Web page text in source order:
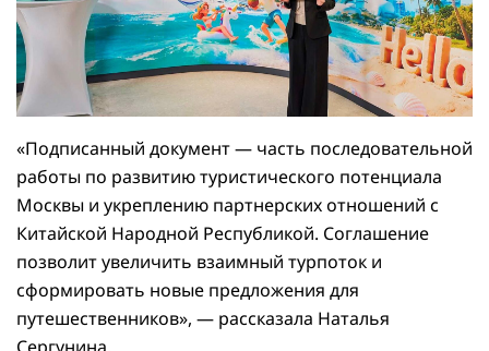
«Подписанный документ — часть последовательной
работы по развитию туристического потенциала
Москвы и укреплению партнерских отношений с
Китайской Народной Республикой. Соглашение
позволит увеличить взаимный турпоток и
сформировать новые предложения для
путешественников», — рассказала Наталья